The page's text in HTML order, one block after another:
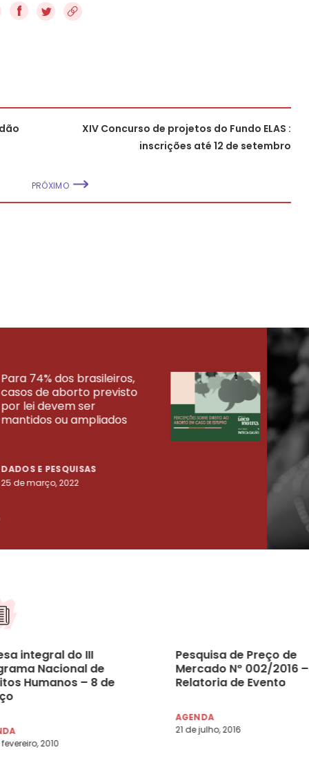
f
XIV Concurso de projetos do Fundo ELAS :
inscrições até 12 de setembro
PRÓXIMO
Para 74% dos brasileiros,
casos de aborto previsto
por lei devem ser
mantidos ou ampliados
DADOS E PESQUISAS
25 de março, 2022
23
integral do III
Nacional de
Humanos – 8 de
2010
Pesquisa de Preço de
Mercado Nº 002/2016 –
Relatoria de Evento
AGENDA
21 de julho, 2016